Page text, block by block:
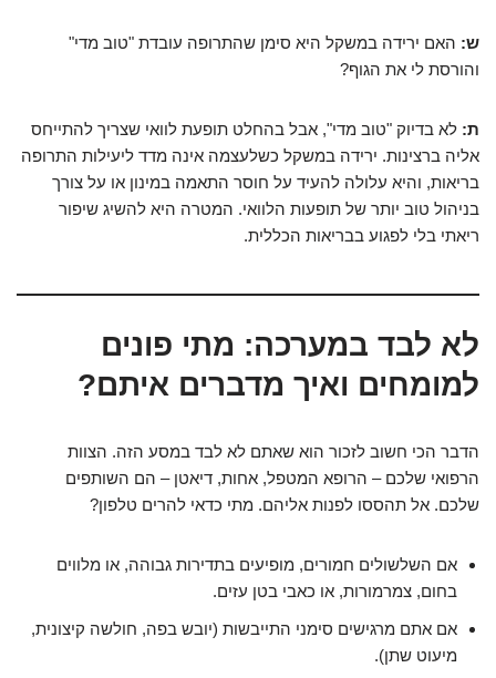
ש: האם ירידה במשקל היא סימן שהתרופה עובדת "טוב מדי"
והורסת לי את הגוף?
ת: לא בדיוק "טוב מדי", אבל בהחלט תופעת לוואי שצריך להתייחס
אליה ברצינות. ירידה במשקל כשלעצמה אינה מדד ליעילות התרופה
בריאות, והיא עלולה להעיד על חוסר התאמה במינון או על צורך
בניהול טוב יותר של תופעות הלוואי. המטרה היא להשיג שיפור
ריאתי בלי לפגוע בבריאות הכללית.
לא לבד במערכה: מתי פונים
למומחים ואיך מדברים איתם?
הדבר הכי חשוב לזכור הוא שאתם לא לבד במסע הזה. הצוות
הרפואי שלכם – הרופא המטפל, אחות, דיאטן – הם השותפים
שלכם. אל תהססו לפנות אליהם. מתי כדאי להרים טלפון?
אם השלשולים חמורים, מופיעים בתדירות גבוהה, או מלווים
בחום, צמרמורות, או כאבי בטן עזים.
אם אתם מרגישים סימני התייבשות (יובש בפה, חולשה קיצונית,
מיעוט שתן).